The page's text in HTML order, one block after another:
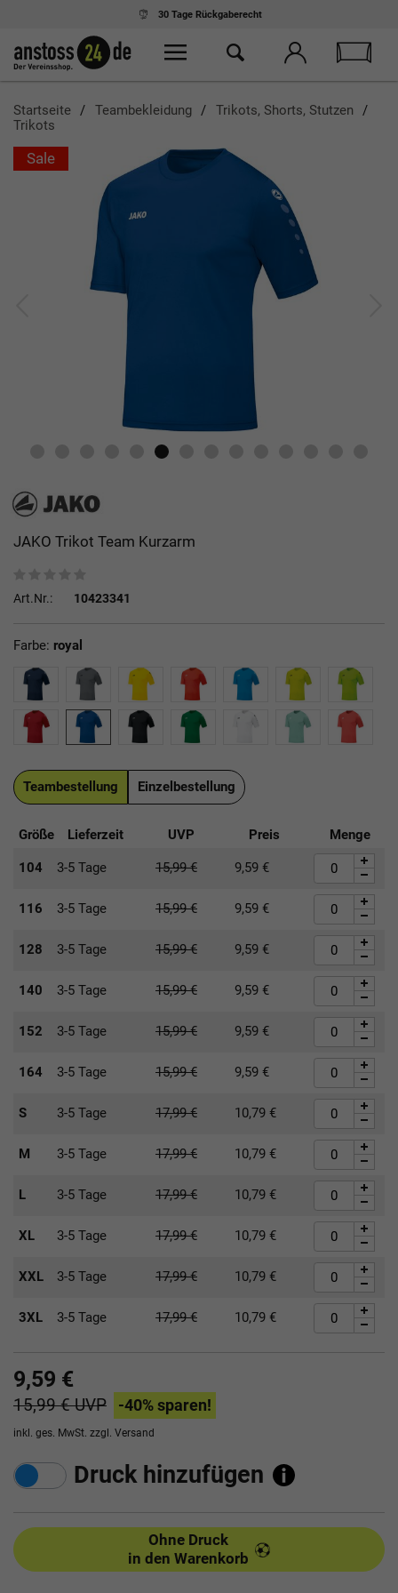
30 Tage Rückgaberecht
Startseite Teambekleidung
Trikots, Shorts, Stutzen
Trikots
Sale
JAKO Trikot Team Kurzarm
Art.Nr.: 10423341
Farbe: royal
Teambestellung Einzelbestellung
Größe Lieferzeit UVP Preis Menge
104 3-5 Tage 15,99€ 9,59 €
116 3-5 Tage 15,99€ 9,59 €
128 3-5 Tage 15,99€ 9,59 €
140 3-5 Tage 15,99€ 9,59 €
152 3-5 Tage 15,99€ 9,59 €
164 3-5 Tage 15,99€ 9,59 €
S 3-5 Tage 17,99€ 10,79 €
M 3-5 Tage 17,99€ 10,79 €
L 3-5 Tage 17,99€ 10,79 €
XL 3-5 Tage 17,99€ 10,79 €
XXL 3-5 Tage 17,99€ 10,79 €
3XL 3-5 Tage 17,99€ 10,79 €
9,59 €
15,99 €UVP -40% sparen!
inkl. ges. MwSt. zzgl. Versand
Druck hinzufügen
Ohne Druck
in den Warenkorb